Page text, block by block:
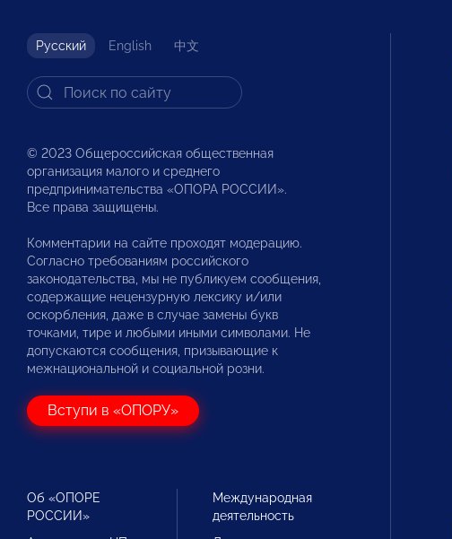
Русский English 中文
© 2023 Общероссийская общественная
организация малого и среднего
предпринимательства «ОПОРА РОССИИ».
Все права защищены.
Комментарии на сайте проходят модерацию.
Согласно требованиям российского
законодательства, мы не публикуем сообщения,
содержащие нецензурную лексику и/или
оскорбления, даже в случае замены букв
точками, тире и любыми иными символами. Не
допускаются сообщения, призывающие к
межнациональной и социальной розни.
Вступи в «ОПОРУ»
Об «ОПОРЕ
РОССИИ»
Международная
деятельность